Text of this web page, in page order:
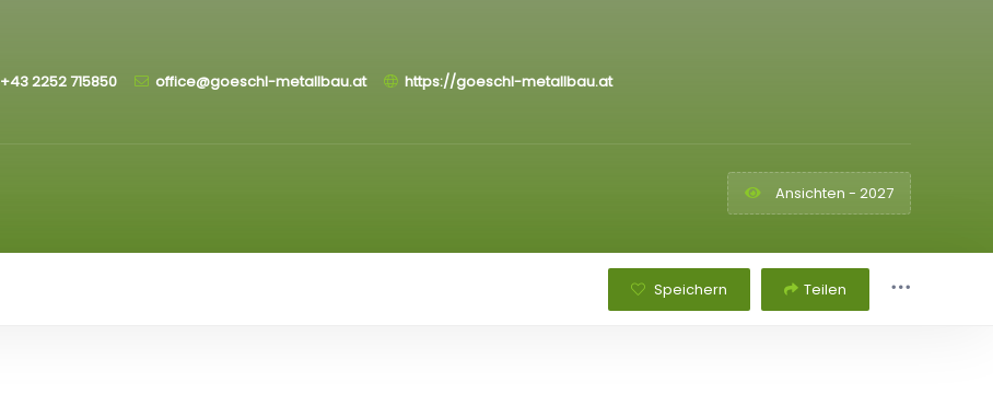
+43 2252 715850 office@goeschl-metallbau.at https://goeschl-metallbau.at
Ansichten - 2027
Speichern Teilen